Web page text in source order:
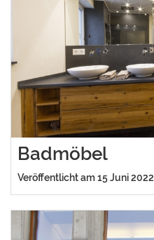
Badmöbel
Veröffentlicht am 15 Juni 2022